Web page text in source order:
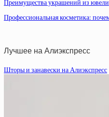
Преимущества украшений из
Профессиональная косметика:
Лучшее на Алиэкспресс
Шторы и занавески на Алиэкспресс